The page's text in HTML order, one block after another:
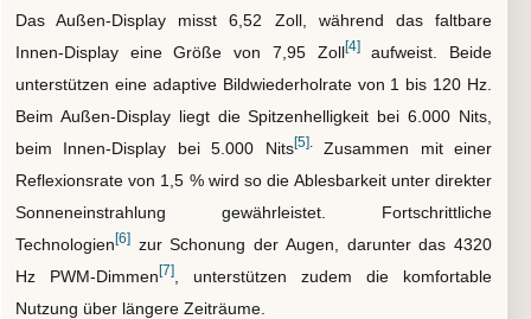
Das Außen-Display misst 6,52 Zoll, während das faltbare
Innen-Display eine Größe von 7,95 Zoll[4]aufweist. Beide
unterstützen eine adaptive Bildwiederholrate von 1 bis 120 Hz.
Beim Außen-Display liegt die Spitzenhelligkeit bei 6.000 Nits,
beim Innen-Display bei 5.000 Nits[5]. Zusammen mit einer
Reflexionsrate von 1,5 % wird so die Ablesbarkeit unter direkter
Sonneneinstrahlung gewährleistet. Fortschrittliche
Technologien[6] zur Schonung der Augen, darunter das 4320
Hz PWM-Dimmen[7]
, unterstützen zudem die komfortable
Nutzung über längere Zeiträume.